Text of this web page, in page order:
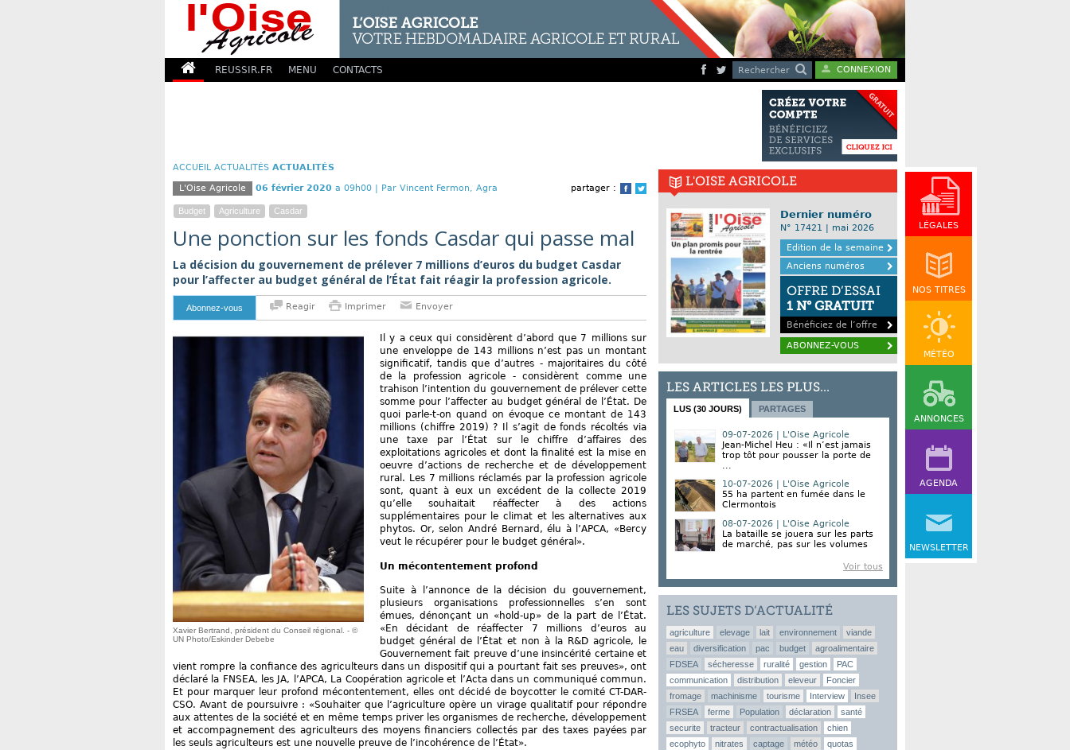
REUSSIR.FR MENU CONTACTS Rechercher CONNEXION
LÉGALES
NOS TITRES
MÉTÉO
ANNONCES
AGENDA
NEWSLETTER
ACCUEIL ACTUALITÉS ACTUALITÉS
partager :
Facebook
Twitter
L'Oise Agricole 06 février 2020 a 09h00 | Par Vincent Fermon, Agra
Budget Agriculture Casdar
Une ponction sur les fonds Casdar qui passe mal
La décision du gouvernement de prélever 7 millions d’euros du budget Casdar
pour l’affecter au budget général de l’État fait réagir la profession agricole.
Abonnez-vous Reagir Imprimer Envoyer
Xavier Bertrand, président du Conseil régional. - ©
UN Photo/Eskinder Debebe
Il y a ceux qui considèrent d’abord que 7 millions sur
une enveloppe de 143 millions n’est pas un montant
significatif, tandis que d’autres - majoritaires du côté
de la profession agricole - considèrent comme une
trahison l’intention du gouvernement de prélever cette
somme pour l’affecter au budget général de l’État. De
quoi parle-t-on quand on évoque ce montant de 143
millions (chiffre 2019) ? Il s’agit de fonds récoltés via
une taxe par l’État sur le chiffre d’affaires des
exploitations agricoles et dont la finalité est la mise en
oeuvre d’actions de recherche et de développement
rural. Les 7 millions réclamés par la profession agricole
sont, quant à eux un excédent de la collecte 2019
qu’elle souhaitait réaffecter à des actions
supplémentaires pour le climat et les alternatives aux
phytos. Or, selon André Bernard, élu à l’APCA, «Bercy
veut le récupérer pour le budget général».
Un mécontentement profond
Suite à l’annonce de la décision du gouvernement,
plusieurs organisations professionnelles s’en sont
émues, dénonçant un «hold-up» de la part de l’État.
«En décidant de réaffecter 7 millions d’euros au
budget général de l’État et non à la R&D agricole, le
Gouvernement fait preuve d’une insincérité certaine et
vient rompre la confiance des agriculteurs dans un dispositif qui a pourtant fait ses preuves», ont
déclaré la FNSEA, les JA, l’APCA, La Coopération agricole et l’Acta dans un communiqué commun.
Et pour marquer leur profond mécontentement, elles ont décidé de boycotter le comité CT-DAR-
CSO. Avant de poursuivre : «Souhaiter que l’agriculture opère un virage qualitatif pour répondre
aux attentes de la société et en même temps priver les organismes de recherche, développement
et accompagnement des agriculteurs des moyens financiers collectés par des taxes payées par
les seuls agriculteurs est une nouvelle preuve de l’incohérence de l’État».
L'OISE AGRICOLE
Dernier numéro
N° 17421 | mai 2026
Edition de la semaine
Anciens numéros
OFFRE D’ESSAI
1 N° GRATUIT
Bénéficiez de l’offre
ABONNEZ-VOUS
LES ARTICLES LES PLUS...
LUS (30 JOURS) PARTAGES
09-07-2026 | L'Oise Agricole
Jean-Michel Heu : «Il n’est jamais
trop tôt pour pousser la porte de
...
10-07-2026 | L'Oise Agricole
55 ha partent en fumée dans le
Clermontois
08-07-2026 | L'Oise Agricole
La bataille se jouera sur les parts
de marché, pas sur les volumes
Voir tous
LES SUJETS D’ACTUALITÉ
agriculture elevage lait environnement
viande
eau
diversification pac budget
agroalimentaire
FDSEA
sécheresse ruralité gestion
PAC
communication
distribution eleveur
Foncier
fromage
machinisme tourisme Interview
Insee
FRSEA
ferme Population déclaration
santé
securite
tracteur contractualisation
chien
ecophyto
nitrates captage météo
quotas